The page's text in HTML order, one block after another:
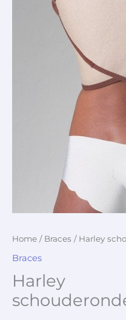
Home / Braces / Harley
Braces
Harley